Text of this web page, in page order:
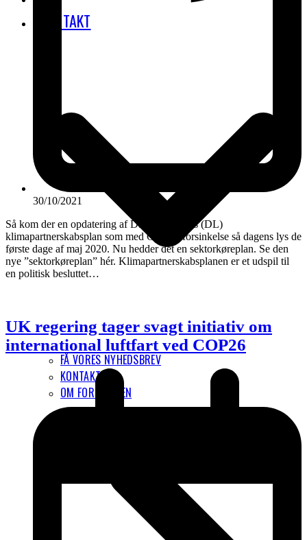
KONTAKT
FÅ VORES NYHEDSBREV
KONTAKT
OM FORENINGEN
30/10/2021
Så kom der en opdatering af Dansk Luftfarts (DL)
klimapartnerskabsplan som med Corona-forsinkelse så dagens lys de
første dage af maj 2020. Nu hedder det en sektorkøreplan. Se den
nye ”sektorkøreplan” hér. Klimapartnerskabsplanen er et udspil til
en politisk besluttet…
UK regering tager svagt initiativ om
international luftfart ved COP26